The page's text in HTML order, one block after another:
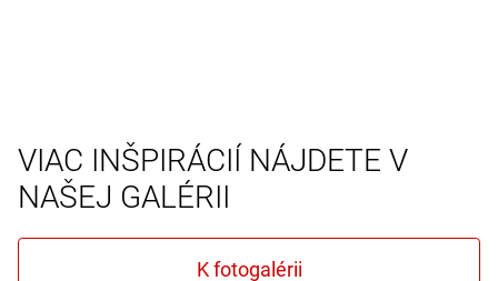
VIAC INŠPIRÁCIÍ NÁJDETE V
NAŠEJ GALÉRII